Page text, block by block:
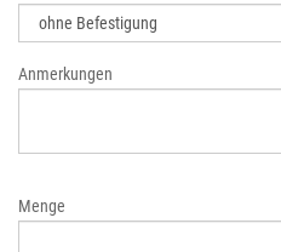
Anmerkungen
Menge